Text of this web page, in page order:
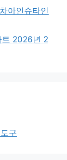
아인슈타인
트 2026년 2
구